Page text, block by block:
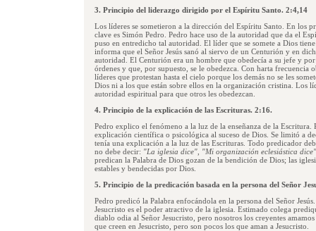
3. Principio del liderazgo dirigido por el Espíritu Santo. 2:4,14
Los líderes se sometieron a la dirección del Espíritu Santo. En los
clave es Simón Pedro. Pedro hace uso de la autoridad que da el
puso en entredicho tal autoridad. El líder que se somete a Dios
informa que el Señor Jesús sanó al siervo de un Centurión y en
autoridad. El Centurión era un hombre que obedecía a su jefe y
órdenes y que, por supuesto, se le obedezca. Con harta frecuencia
líderes que protestan hasta el cielo porque los demás no se les
Dios ni a los que están sobre ellos en la organización cristina. Los
autoridad espiritual para que otros les obedezcan.
4. Principio de la explicación de las Escrituras. 2:16.
Pedro explico el fenómeno a la luz de la enseñanza de la Escritura.
explicación científica o psicológica al suceso de Dios. Se limitó a
tenía una explicación a la luz de las Escrituras. Todo predicador
no debe decir: "La iglesia dice", "Mi organización eclesiástica dice"
predican la Palabra de Dios gozan de la bendición de Dios; las
estables y bendecidas por Dios.
5. Principio de la predicación basada en la persona del Señor
Pedro predicó la Palabra enfocándola en la persona del Señor
Jesucristo es el poder atractivo de la iglesia. Estimado colega
diablo odia al Señor Jesucristo, pero nosotros los creyentes
que creen en Jesucristo, pero son pocos los que aman a Jesucristo.